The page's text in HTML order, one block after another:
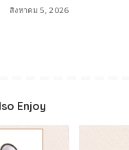
สิงหาคม 5, 2026
Enjoy